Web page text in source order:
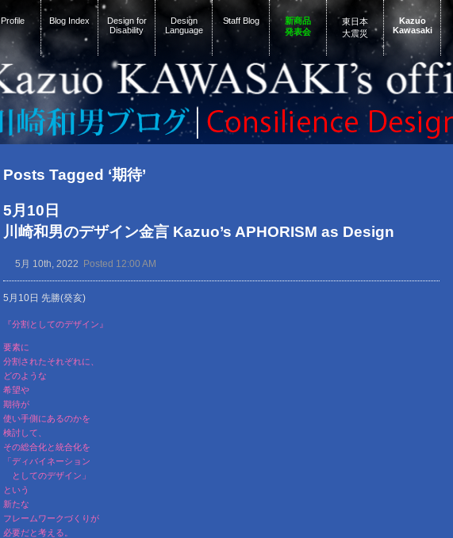
Profile Blog Index
Design for
Disability
Design
Language
Staff Blog
新商品
発表会
東日本
大震災
Kazuo
Kawasaki
Posts Tagged ‘期待’
5月10日
川崎和男のデザイン金言 Kazuo’s APHORISM as Design
5月 10th, 2022 Posted 12:00 AM
5月10日 先勝(癸亥)
『分割としてのデザイン』
要素に
分割されたそれぞれに、
どのような
希望や
期待が
使い手側にあるのかを
検討して、
その総合化と統合化を
「ディバイネーション
としてのデザイン」
という
新たな
フレームワークづくりが
必要だと考える。